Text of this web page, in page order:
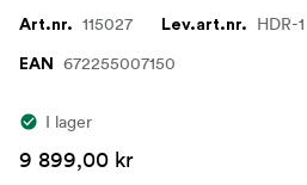
Art.nr. 115027 Lev.art.nr. HDR-1
EAN 672255007150
I lager
9 899,00 kr